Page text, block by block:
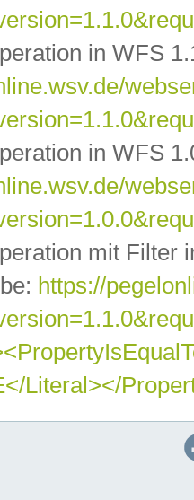
in WFS
in WFS
mit Filter
https://
Literal></